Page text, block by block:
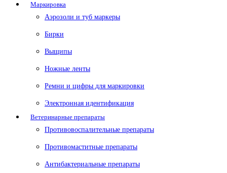
Маркировка
Аэрозоли и туб маркеры
Бирки
Выщипы
Ножные ленты
Ремни и цифры для маркировки
Электронная идентификация
Ветеринарные препараты
Противовоспалительные препараты
Противомаститные препараты
Антибактериальные препараты